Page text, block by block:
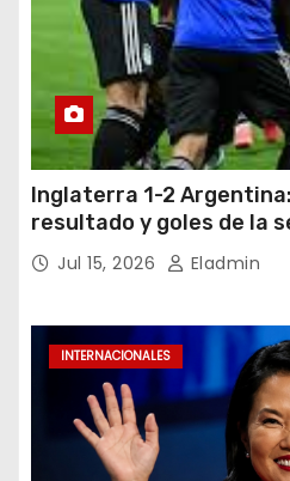
Inglaterra 1-2
resultado y goles de la
2026Jul 15, 2026 Eladmin
INTERNACIONALES